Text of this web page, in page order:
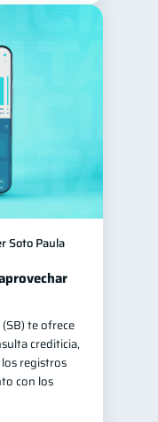
Soto Paula
te ofrece
crediticia,
registros
con los